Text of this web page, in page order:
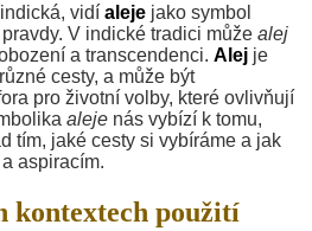
vidí aleje jako symbol
V indické tradici může alej
a transcendenci. Alej je
cesty, a může být
pro životní volby, které ovlivňují
aleje nás vybízí k tomu,
tím, jaké cesty si vybíráme a jak
aspiracím.
kontextech použití